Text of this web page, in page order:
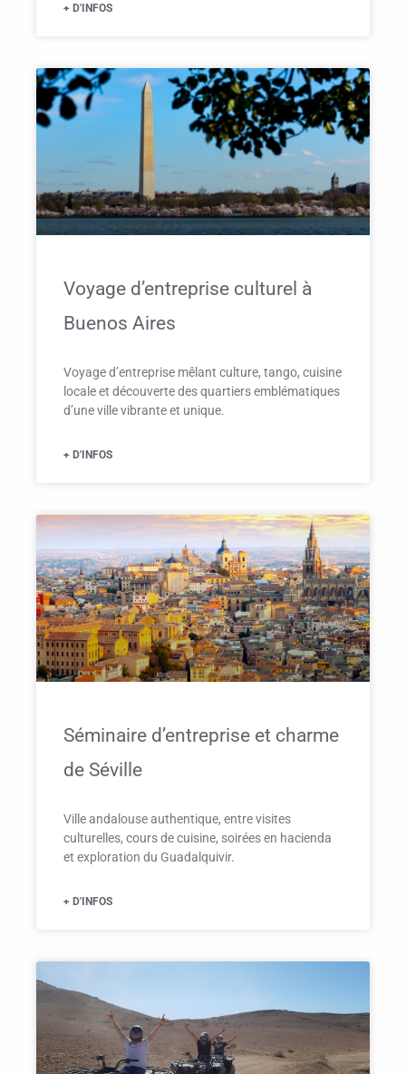
+ D'INFOS
Voyage d’entreprise culturel à
Buenos Aires
Voyage d’entreprise mêlant culture, tango, cuisine
locale et découverte des quartiers emblématiques
d’une ville vibrante et unique.
+ D'INFOS
Séminaire d’entreprise et charme
de Séville
Ville andalouse authentique, entre visites
culturelles, cours de cuisine, soirées en hacienda
et exploration du Guadalquivir.
+ D'INFOS